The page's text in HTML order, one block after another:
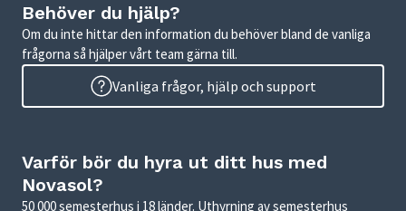
Behöver du hjälp?
Om du inte hittar den information du behöver bland de vanliga
frågorna så hjälper vårt team gärna till.
Vanliga frågor, hjälp och support
Varför bör du hyra ut ditt hus med
Novasol?
50 000 semesterhus i 18 länder. Uthyrning av semesterhus